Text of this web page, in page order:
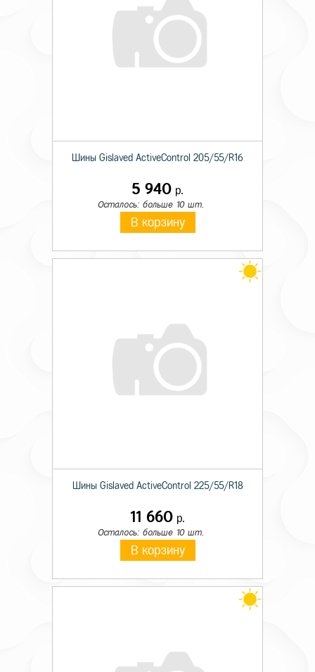
Шины Gislaved ActiveControl 205/55/R16
5 940 р.
Осталось: больше 10 шт.
В корзину
Шины Gislaved ActiveControl 225/55/R18
11 660 р.
Осталось: больше 10 шт.
В корзину